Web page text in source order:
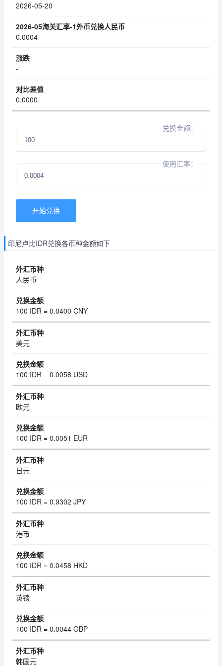
2026-05-20
0.0004
-
0.0000
兑换金额：
使用汇率：
印尼卢比IDR兑换各币种金额如下
人民币
100 IDR = 0.0400 CNY
美元
100 IDR = 0.0058 USD
欧元
100 IDR = 0.0051 EUR
日元
100 IDR = 0.9302 JPY
港币
100 IDR = 0.0458 HKD
英镑
100 IDR = 0.0044 GBP
韩国元